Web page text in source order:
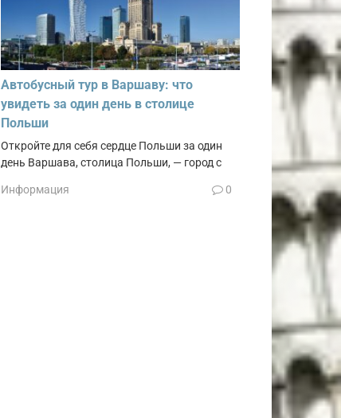
Автобусный тур в Варшаву: что
увидеть за один день в столице
Польши
Откройте для себя сердце Польши за один
день Варшава, столица Польши, — город с
Информация 0